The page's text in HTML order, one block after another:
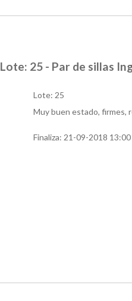
Lote: 25 - Par de sillas
Lote: 25
Muy buen estado, firmes,
Finaliza: 21-09-2018 13:00